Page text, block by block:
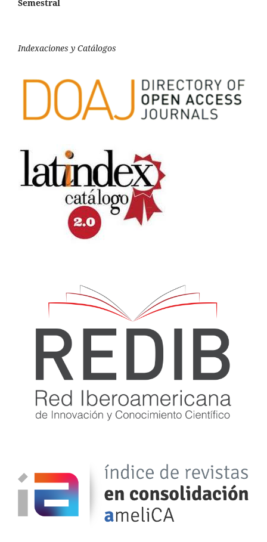
Semestral
Indexaciones y Catálogos